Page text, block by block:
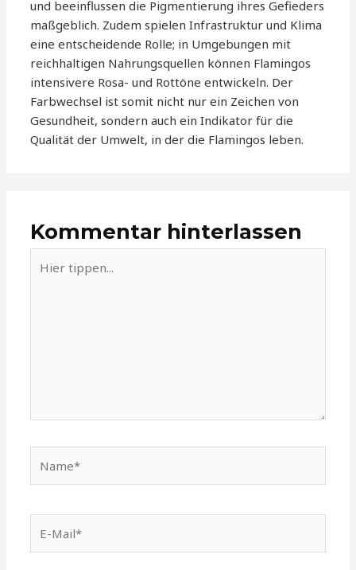
und beeinflussen die Pigmentierung ihres Gefieders
maßgeblich. Zudem spielen Infrastruktur und Klima
eine entscheidende Rolle; in Umgebungen mit
reichhaltigen Nahrungsquellen können Flamingos
intensivere Rosa- und Rottöne entwickeln. Der
Farbwechsel ist somit nicht nur ein Zeichen von
Gesundheit, sondern auch ein Indikator für die
Qualität der Umwelt, in der die Flamingos leben.
Kommentar hinterlassen
tippen...
Mail*